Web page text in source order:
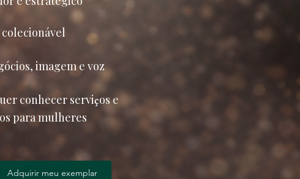
imagem e voz
conhecer serviços e
para mulheres
Adquirir meu exemplar